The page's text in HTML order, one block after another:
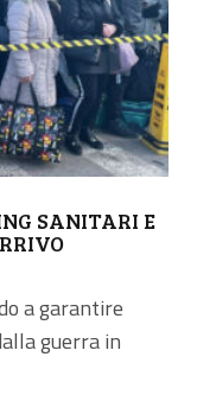
SANITARI E
a garantire
guerra in